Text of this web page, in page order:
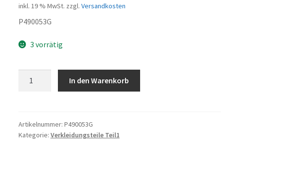
inkl. 19 % MwSt. zzgl. Versandkosten
P490053G
3 vorrätig
In den Warenkorb
Artikelnummer: P490053G
Kategorie: Verkleidungsteile Teil1